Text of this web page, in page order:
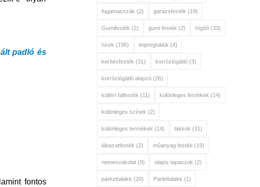
padló és
fontos
fugamasszák (2) garázsfesték (19)
Gumifesték (2) gumi festék (2) hígító(33)
hírek (196) impregnálók (4)
kerítésfesték (31) korróziógátló(3)
korróziógátló alapzó(26)
kültéri falfesték (11) különleges festékek (14)
különleges színek (2)
különleges termékek (14) lakkok (31)
lábazatfesték (2) műanyag festék (19)
nemesvakolat(9) olajos tapaszok (2)
parkettalakk (20) Parlettalakk (1)